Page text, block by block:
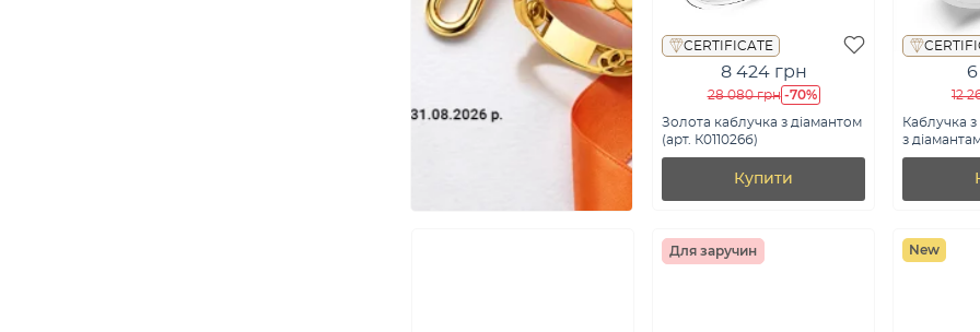
CERTIFICATE
8 424 грн
28 080 грн -70%
Золота каблучка з діамантом
(арт. К011026б)
Купити
6
12
Каблучка з
з
Для заручин New